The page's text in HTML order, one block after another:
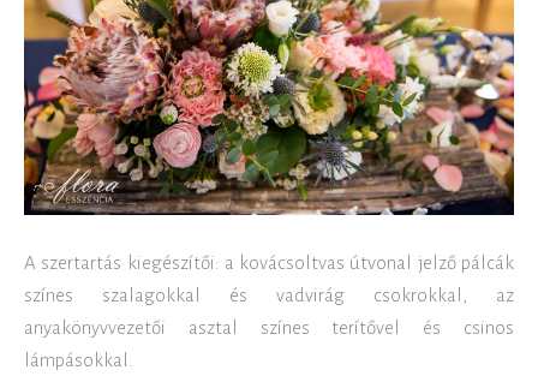
A szertartás kiegészítői: a kovácsoltvas útvonal jelző pálcák
színes szalagokkal és vadvirág csokrokkal, az
anyakönyvvezetői asztal színes terítővel és csinos
lámpásokkal.